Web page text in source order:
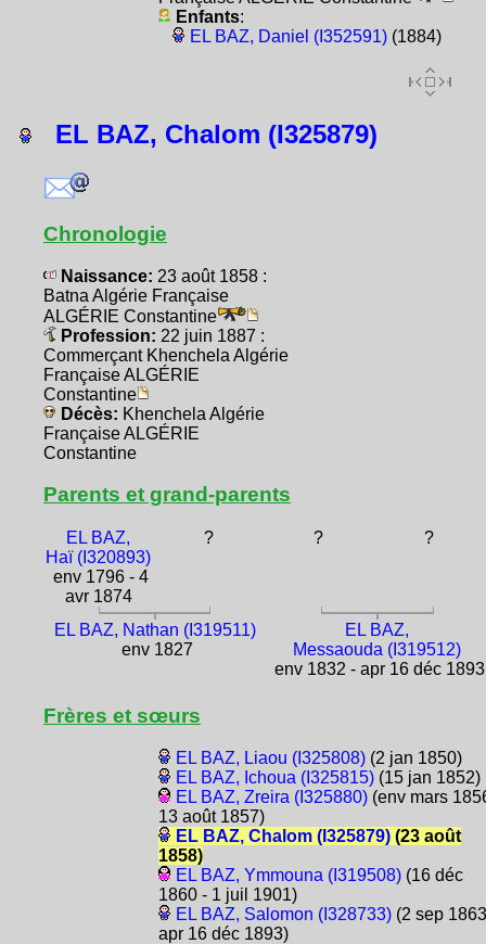
Enfants:
EL BAZ, Daniel (I352591)(1884)
EL BAZ, Chalom (I325879)
Chronologie
Naissance: 23 août 1858 :
Batna Algérie Française
ALGÉRIE Constantine
Profession: 22 juin 1887 :
Commerçant Khenchela Algérie
Française ALGÉRIE
Constantine
Décès: Khenchela Algérie
Française ALGÉRIE
Constantine
Parents et grand-parents
EL BAZ,
Haï (I320893)
env 1796 - 4
avr 1874
? ? ?
EL BAZ, Nathan (I319511)
env 1827
EL BAZ,
Messaouda (I319512)
env 1832 - apr 16 déc 1893
Frères et sœurs
EL BAZ, Liaou (I325808)(2 jan 1850)
EL BAZ, Ichoua (I325815)(15 jan 1852)
EL BAZ, Zreira (I325880)(env mars
13 août 1857)
EL BAZ, Chalom (I325879)(23 août
1858)
EL BAZ, Ymmouna (I319508)(16 déc
1860 - 1 juil 1901)
EL BAZ, Salomon (I328733)(2 sep
apr 16 déc 1893)